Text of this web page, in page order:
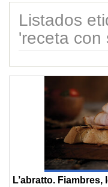
Listados
'receta con
L’abratto. Fiambres,